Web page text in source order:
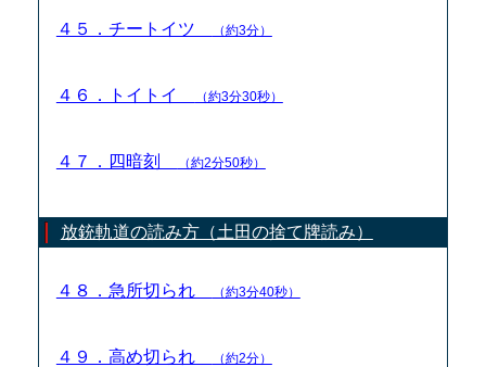
４５．チートイツ （約3分）
４６．トイトイ （約3分30秒）
４７．四暗刻 （約2分50秒）
放銃軌道の読み方（土田の捨て牌読み）
４８．急所切られ （約3分40秒）
４９．高め切られ （約2分）